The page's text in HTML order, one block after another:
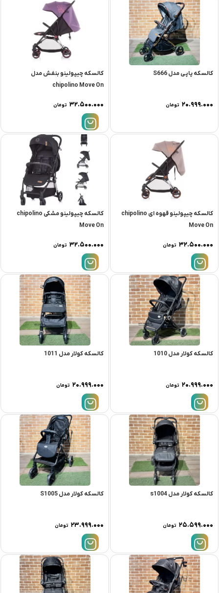
کالسکه پاپی مدل S666
۲۰.۹۹۹.۰۰۰ تومان
کالسکه چیپولینو بنفش مدل
chipolino Move On
۳۲.۵۰۰.۰۰۰ تومان
کالسکه چیپولینو قهوه ای chipolino
Move On
۳۲.۵۰۰.۰۰۰ تومان
کالسکه چیپولینو مشکی chipolino
Move On
۳۲.۵۰۰.۰۰۰ تومان
کالسکه کولار مدل 1010
۲۰.۹۹۹.۰۰۰ تومان
کالسکه کولار مدل 1011
۲۰.۹۹۹.۰۰۰ تومان
کالسکه کولار مدل s1004
۲۵.۵۹۹.۰۰۰ تومان
کالسکه کولار مدل S1005
۲۳.۹۹۹.۰۰۰ تومان